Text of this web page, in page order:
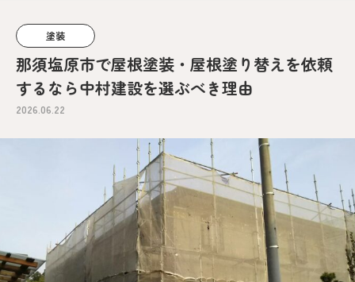
塗装
那須塩原市で屋根塗装・屋根塗り替えを依頼
するなら中村建設を選ぶべき理由
2026.06.22